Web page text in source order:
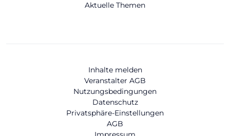
Aktuelle Themen
Inhalte melden
Veranstalter AGB
Nutzungsbedingungen
Datenschutz
Privatsphäre-Einstellungen
AGB